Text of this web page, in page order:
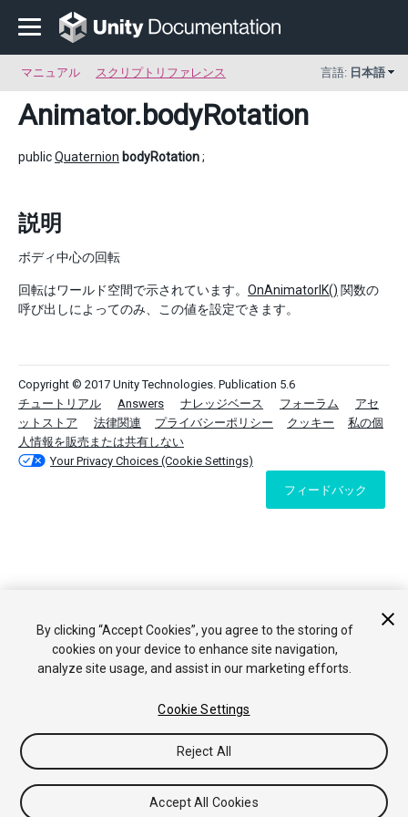
マニュアル スクリプトリファレンス 言語: 日本語
Animator.bodyRotation
publicQuaternion bodyRotation;
説明
ボディ中心の回転
回転はワールド空間で示されています。 OnAnimatorIK() 関数の
呼び出しによってのみ、この値を設定できます。
Copyright © 2017 Unity Technologies. Publication 5.6
チュートリアル
Answers ナレッジベース フォーラム
アセ
ットストア
法律関連 プライバシーポリシー クッキー
私の個
人情報を販売または共有しない
Your Privacy Choices (Cookie Settings)
フィードバック
By clicking “Accept Cookies”, you agree to the storing of
cookies on your device to enhance site navigation,
analyze site usage, and assist in our marketing efforts.
Cookie Settings
Reject All
Accept All Cookies